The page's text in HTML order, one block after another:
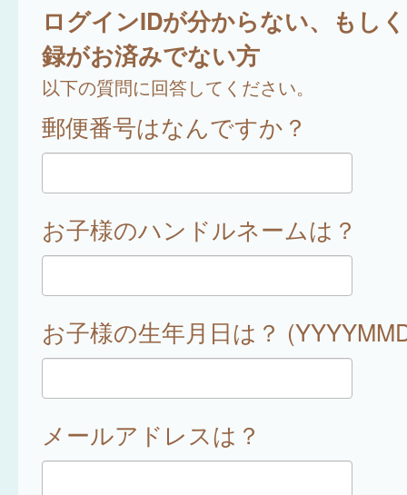
ログインIDが分からない、もし
録がお済みでない方
以下の質問に回答してください。
郵便番号はなんですか？
お子様のハンドルネームは？
お子様の生年月日は？
メールアドレスは？